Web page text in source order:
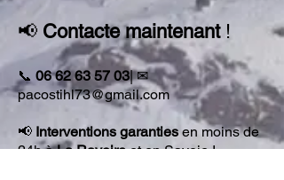
📢 Contacte maintenant !
📞 06 62 63 57 03| ✉
pacostihl73@gmail.com
📢 Interventions garanties en moins de
24h àLa Ravoireet en Savoie !